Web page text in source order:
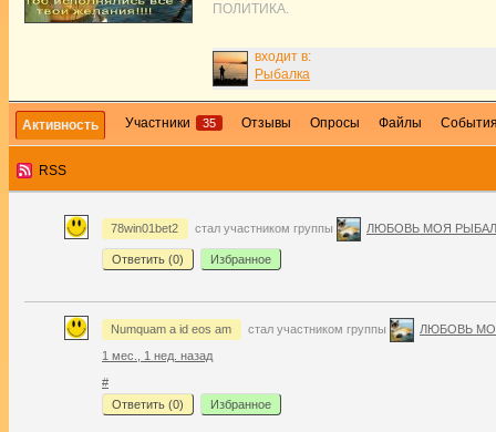
ПОЛИТИКА.
входит в:
Рыбалка
Активность Участники 35 Отзывы Опросы Файлы
RSS
78win01bet2 стал участником группы ЛЮБОВЬ МОЯ
Ответить (0) Избранное
Numquam a id eos am стал участником группы
ЛЮБОВЬ
1 мес., 1 нед. назад
#
Ответить (0) Избранное